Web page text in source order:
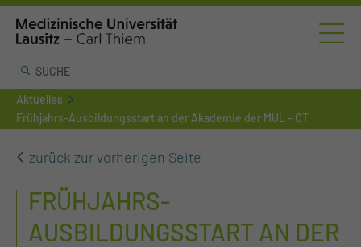
Aktuelles
Frühjahrs-Ausbildungsstart an der Akademie der MUL – CT
zurück zur vorherigen Seite
FRÜHJAHRS-
AUSBILDUNGSSTART AN DER